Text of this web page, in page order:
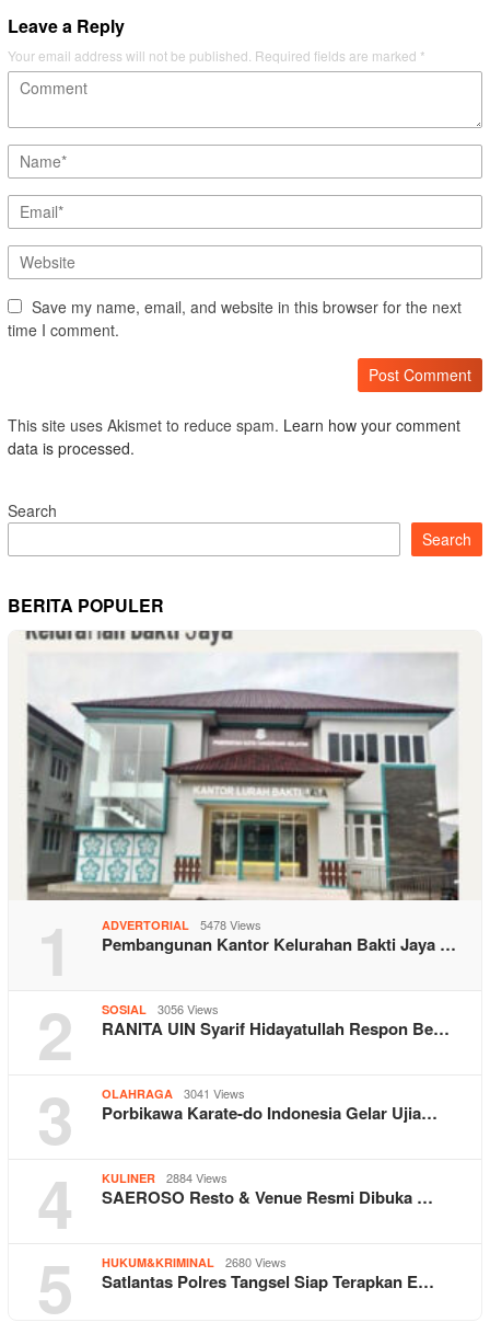
Leave a Reply
Your email address will not be published. Required fields are marked *
Save my name, email, and website in this browser for the next
time I comment.
This site uses Akismet to reduce spam. Learn how your comment
data is processed.
Search
Search
BERITA POPULER
1 ADVERTORIAL 5478 Views
Pembangunan Kantor Kelurahan Bakti Jaya …
2 SOSIAL 3056 Views
RANITA UIN Syarif Hidayatullah Respon Be…
3 OLAHRAGA 3041 Views
Porbikawa Karate-do Indonesia Gelar Ujia…
4 KULINER 2884 Views
SAEROSO Resto & Venue Resmi Dibuka …
5 HUKUM&KRIMINAL 2680 Views
Satlantas Polres Tangsel Siap Terapkan E…